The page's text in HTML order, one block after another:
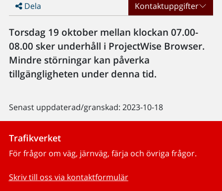
Dela Kontaktuppgifter
Torsdag 19 oktober mellan klockan 07.00-
08.00 sker underhåll i ProjectWise Browser.
Mindre störningar kan påverka
tillgängligheten under denna tid.
Senast uppdaterad/granskad: 2023-10-18
Trafikverket
För frågor om väg, järnväg, färja och övriga frågor.
Skriv till oss via kontaktformulär